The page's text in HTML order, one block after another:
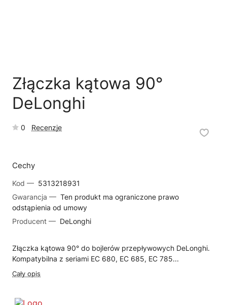
Złączka kątowa 90°
DeLonghi
0 Recenzje
Cechy
Kod — 5313218931
Gwarancja — Ten produkt ma ograniczone prawo
odstąpienia od umowy
Producent — DeLonghi
Złączka kątowa 90° do bojlerów przepływowych DeLonghi.
Kompatybilna z seriami EC 680, EC 685, EC 785...
Cały opis